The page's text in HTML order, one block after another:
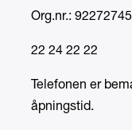
Org.nr.:
22 24 22 22
Telefonen er
åpningstid.